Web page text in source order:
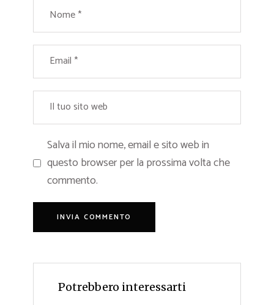
Salva il mio nome, email e sito web in
questo browser per la prossima volta che
commento.
Potrebbero interessarti